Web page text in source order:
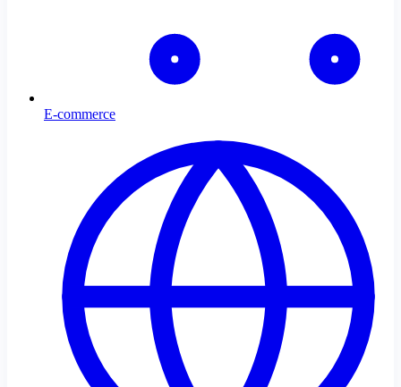
E-commerce